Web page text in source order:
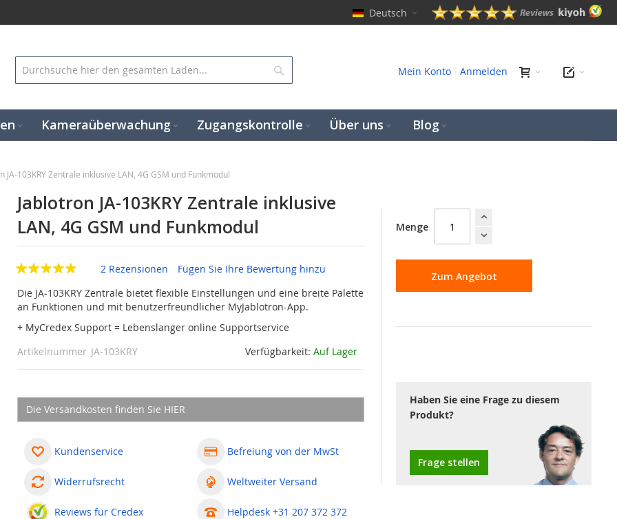
Deutsch
Mein Konto Anmelden
Kameraüberwachung Zugangskontrolle Über uns Blog
JA-103KRY Zentrale inklusive LAN, 4G GSM und Funkmodul
Jablotron JA-103KRY Zentrale inklusive
LAN, 4G GSM und Funkmodul
2 Rezensionen
Fügen Sie Ihre Bewertung hinzu
Die JA-103KRY Zentrale bietet flexible Einstellungen und eine breite Palette
an Funktionen und mit benutzerfreundlicher MyJablotron-App.
+ MyCredex Support = Lebenslanger online Supportservice
Verfügbarkeit: Auf Lager
Artikelnummer JA-103KRY
Die Versandkosten finden Sie HIER
Kundenservice
Widerrufsrecht
Reviews für Credex
Befreiung von der MwSt
Weltweiter Versand
Helpdesk +31 207 372 372
Menge
Zum Angebot
Haben Sie eine Frage zu diesem
Produkt?
Frage stellen